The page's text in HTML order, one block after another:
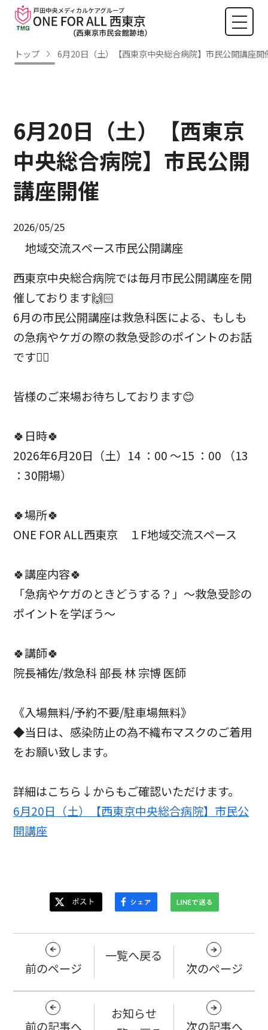
トップ 6月20日（土）【西東京中央総合病院】市民公開講座開
6月20日（土）【西東京
中央総合病院】市民公開
講座開催
2026/05/25
地域交流スペース市民公開講座
西東京中央総合病院では毎月市民公開講座を開
催しております🙌🏻
6月の市民公開講座は救急科医による、もしも
の急病やケガの際の救急受診のポイントのお話
です💁‍♀️
皆様のご来場お待ちしております😊
🍀日時🍀
2026年6月20日（土）14 ：00 ～15 ：00 （13
：30開場）
🍀場所🍀
ONE FOR ALL西東京 １F地域交流スペース
🍀講座内容🍀
「急病やケガのときどうする？」～救急受診の
ポイントを学ぼう～
🍀講師🍀
院長補佐/救急科 部長 林 宗博 医師
《入場無料/予約不要/駐車場無料》
◆当日は、感染防止の為不織布マスクのご着用
をお願い致します。
詳細はこちら↓からもご確認いただけます。
6月20日（土）【西東京中央総合病院】市民公
開講座
前のページ
一覧へ戻る
次のページ
前の記事へ
お知らせ
次の記事へ